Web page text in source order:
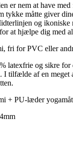
er nem at have
tykke måtte giver
og ikoniske
at hjælpe dig med
fri for PVC eller
latexfrie og sikre for
I tilfælde af en meget
+ PU-læder